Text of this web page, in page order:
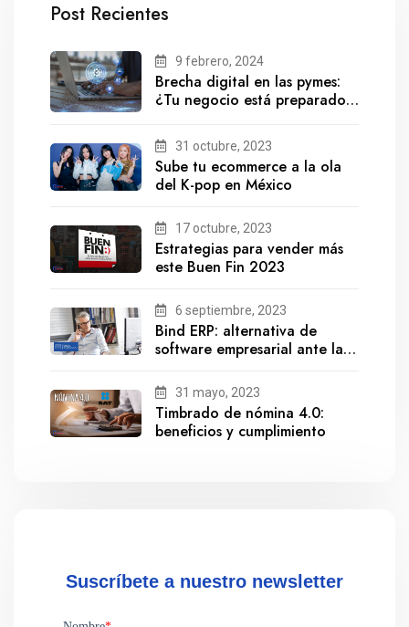
Post Recientes
9 febrero, 2024
Brecha digital en las pymes:
¿Tu negocio está preparado
31 octubre, 2023
Sube tu ecommerce a la ola
del K-pop en México
17 octubre, 2023
Estrategias para vender más
este Buen Fin 2023
6 septiembre, 2023
Bind ERP: alternativa de
software empresarial ante la
31 mayo, 2023
Timbrado de nómina 4.0:
beneficios y cumplimiento
Suscríbete a nuestro newsletter